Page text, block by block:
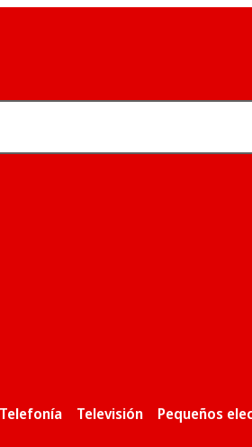
Telefonía Televisión Pequeños